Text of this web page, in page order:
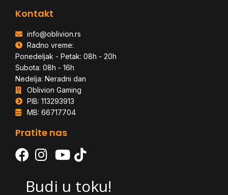
Kontakt
info@oblivion.rs
Radno vreme:
Ponedeljak - Petak: 08h - 20h
Subota: 08h - 16h
Nedelja: Neradni dan
Oblivion Gaming
PIB: 113293913
MB: 66717704
Pratite nas
Budi u toku!